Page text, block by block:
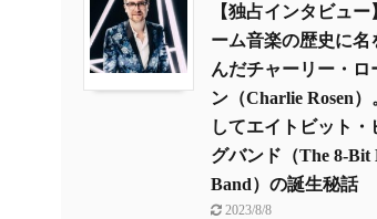
【独占インタビュー
ーム音楽の歴史に名
んだチャーリー・ロ
ン（Charlie Rosen）
してエイトビット・
グバンド（The 8-Bit
Band）の誕生秘話
2023/8/8